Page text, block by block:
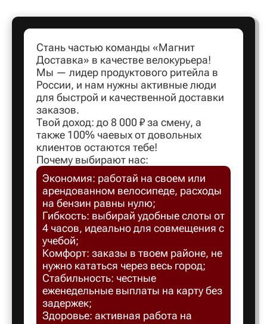
Артем
Ачинск
Балаково
Балахна
Стань частью команды «Магнит
Доставка» в качестве велокурьера!
Мы — лидер продуктового ритейла в
России, и нам нужны активные люди
для быстрой и качественной доставки
заказов.
Твой доход: до 8 000 ₽ за смену, а
также 100% чаевых от довольных
клиентов остаются тебе!
Почему выбирают нас:
Экономия: работай на своем или
арендованном велосипеде, расходы
на бензин равны нулю;
Гибкость: выбирай удобные слоты от
4 часов, идеально для совмещения с
учебой;
Комфорт: заказы в твоем районе, не
нужно кататься через весь город;
Стабильность: честные
еженедельные выплаты на карту без
задержек;
Здоровье: активная работа на